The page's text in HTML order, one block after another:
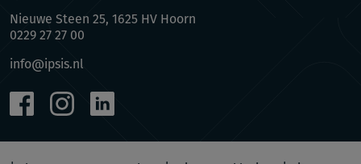
Nieuwe Steen 25, 1625 HV Hoorn
0229 27 27 00
info@ipsis.nl